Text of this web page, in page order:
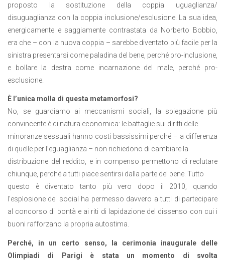
proposto la sostituzione della coppia uguaglianza/
disuguaglianza con la coppia inclusione/esclusione. La sua idea,
energicamente e saggiamente contrastata da Norberto Bobbio,
era che – con la nuova coppia – sarebbe diventato più facile per la
sinistra presentarsi come paladina del bene, perché pro-inclusione,
e bollare la destra come incarnazione del male, perché pro-
esclusione.
È l’unica molla di questa metamorfosi?
No, se guardiamo ai meccanismi sociali, la spiegazione più
convincente è di natura economica: le battaglie sui diritti delle
minoranze sessuali hanno costi bassissimi perché – a differenza
di quelle per l’eguaglianza – non richiedono di cambiare la
distribuzione del reddito, e in compenso permettono di reclutare
chiunque, perché a tutti piace sentirsi dalla parte del bene. Tutto
questo è diventato tanto più vero dopo il 2010, quando
l’esplosione dei social ha permesso davvero a tutti di partecipare
al concorso di bontà e ai riti di lapidazione del dissenso con cui i
buoni rafforzano la propria autostima.
Perché, in un certo senso, la cerimonia inaugurale delle
Olimpiadi di Parigi è stata un momento di svolta